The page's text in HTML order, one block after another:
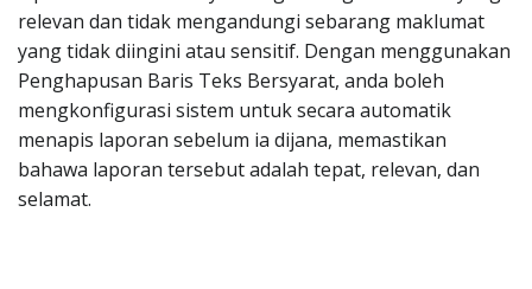
relevan dan tidak mengandungi sebarang maklumat
yang tidak diingini atau sensitif. Dengan menggunakan
Penghapusan Baris Teks Bersyarat, anda boleh
mengkonfigurasi sistem untuk secara automatik
menapis laporan sebelum ia dijana, memastikan
bahawa laporan tersebut adalah tepat, relevan, dan
selamat.